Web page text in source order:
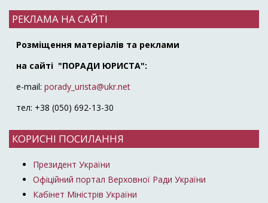
РЕКЛАМА НА САЙТІ
Розміщення матеріалів та реклами
на сайті "ПОРАДИ ЮРИСТА":
e-mail: porady_urista@ukr.net
тел: +38 (050) 692-13-30
КОРИСНІ ПОСИЛАННЯ
Президент України
Офіційний портал Верховної Ради України
Кабінет Міністрів України